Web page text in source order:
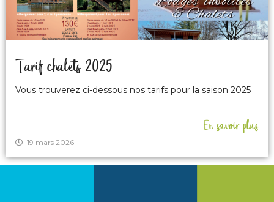
Tarif chalets 2025
Vous trouverez ci-dessous nos tarifs pour la saison 2025
En savoir plus
19 mars 2026